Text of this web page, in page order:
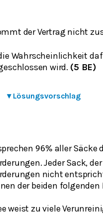
der Vertrag nicht
Wahrscheinlichkeit
wird. (5 BE)
▾ Lösungsvorschlag
96% aller Säcke
Jeder Sack,
nicht
der beiden folgenden
weist zu viele